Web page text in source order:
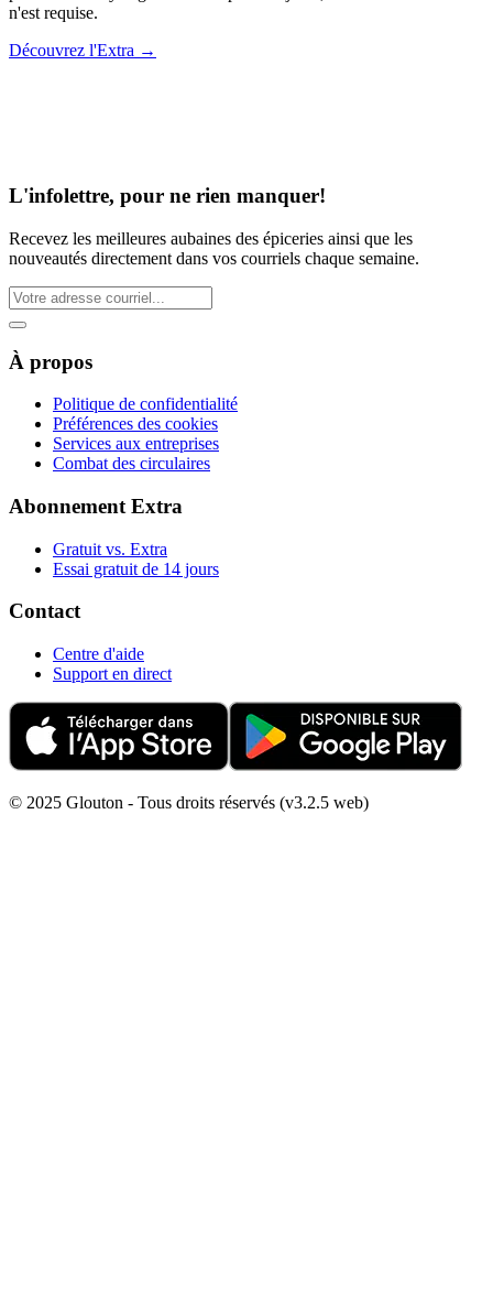
n'est requise.
Découvrez l'Extra →
L'infolettre, pour ne rien manquer!
Recevez les meilleures aubaines des épiceries ainsi que les
nouveautés directement dans vos courriels chaque semaine.
À propos
Politique de confidentialité
Préférences des cookies
Services aux entreprises
Combat des circulaires
Abonnement Extra
Gratuit vs. Extra
Essai gratuit de 14 jours
Contact
Centre d'aide
Support en direct
© 2025 Glouton - Tous droits réservés (v3.2.5 web)